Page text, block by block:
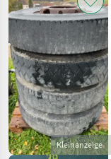
Kleinanzeige